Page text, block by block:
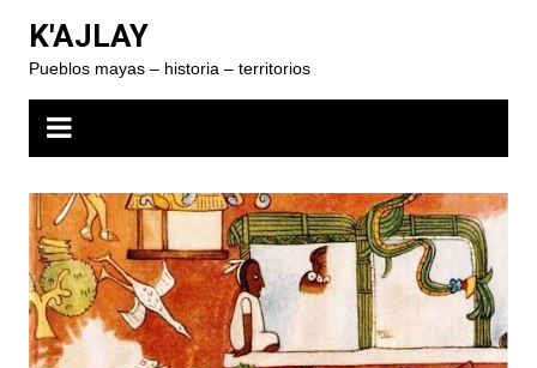
content
K'AJLAY
Pueblos mayas – historia – territorios